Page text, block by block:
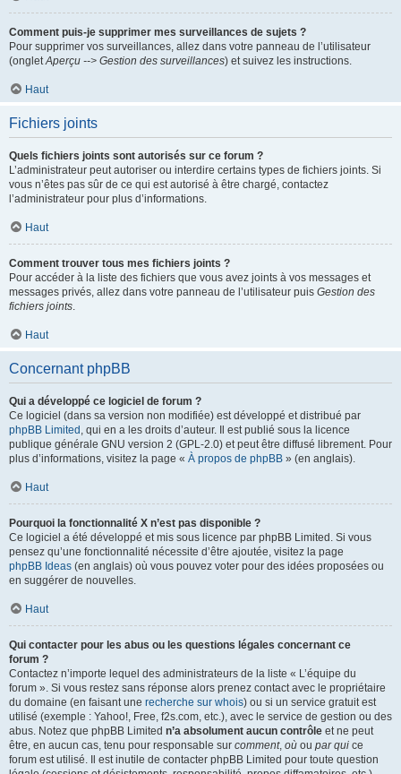
Comment puis-je supprimer mes surveillances de sujets ?
Pour supprimer vos surveillances, allez dans votre panneau de l’utilisateur
(ongletAperçu --> Gestion des surveillances) et suivez les instructions.
Haut
Fichiers joints
Quels fichiers joints sont autorisés sur ce forum ?
L’administrateur peut autoriser ou interdire certains types de fichiers joints. Si
vous n’êtes pas sûr de ce qui est autorisé à être chargé, contactez
l’administrateur pour plus d’informations.
Haut
Comment trouver tous mes fichiers joints ?
Pour accéder à la liste des fichiers que vous avez joints à vos messages et
messages privés, allez dans votre panneau de l’utilisateur puis Gestion des
fichiers joints.
Haut
Concernant phpBB
Qui a développé ce logiciel de forum ?
Ce logiciel (dans sa version non modifiée) est développé et distribué par
phpBB Limited , qui en a les droits d’auteur. Il est publié sous la licence
publique générale GNU version 2 (GPL-2.0) et peut être diffusé librement. Pour
plus d’informations, visitez la page « À propos de phpBB » (en anglais).
Haut
Pourquoi la fonctionnalité X n’est pas disponible ?
Ce logiciel a été développé et mis sous licence par phpBB Limited. Si vous
pensez qu’une fonctionnalité nécessite d’être ajoutée, visitez la page
phpBB Ideas (en anglais) où vous pouvez voter pour des idées proposées ou
en suggérer de nouvelles.
Haut
Qui contacter pour les abus ou les questions légales concernant ce
forum ?
Contactez n’importe lequel des administrateurs de la liste « L’équipe du
forum ». Si vous restez sans réponse alors prenez contact avec le propriétaire
du domaine (en faisant une recherche sur whois) ou si un service gratuit est
utilisé (exemple : Yahoo!, Free, f2s.com, etc.), avec le service de gestion ou des
abus. Notez que phpBB Limited n’a absolument aucun contrôle et ne peut
être, en aucun cas, tenu pour responsable sur comment, où ou par qui ce
forum est utilisé. Il est inutile de contacter phpBB Limited pour toute question